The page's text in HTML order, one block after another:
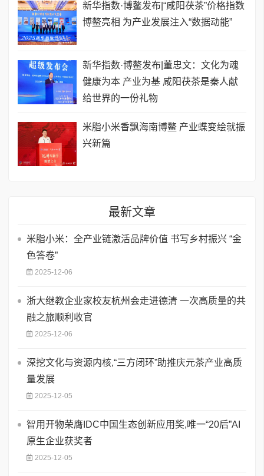
新华指数·博鳌发布|“咸阳茯茶”价格指数
博鳌亮相 为产业发展注入“数据动能”
新华指数·博鳌发布|董忠文：文化为魂
健康为本 产业为基 咸阳茯茶是秦人献
给世界的一份礼物
米脂小米香飘海南博鳌 产业蝶变绘就振
兴新篇
最新文章
米脂小米：全产业链激活品牌价值 书写乡村振兴 “金
色答卷”
2025-12-06
浙大继教企业家校友杭州会走进德清 一次高质量的共
融之旅顺利收官
2025-12-06
深挖文化与资源内核,“三方闭环”助推庆元茶产业高质
量发展
2025-12-05
智用开物荣膺IDC中国生态创新应用奖,唯一“20后”AI
原生企业获奖者
2025-12-05